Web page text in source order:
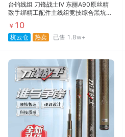
台钓线组 刀锋战士IV 东丽A90原丝精
致手绑精工配件主线组竞技综合黑坑野
钓大物
￥ 10
杭云仓 热卖 已售 1.8w+